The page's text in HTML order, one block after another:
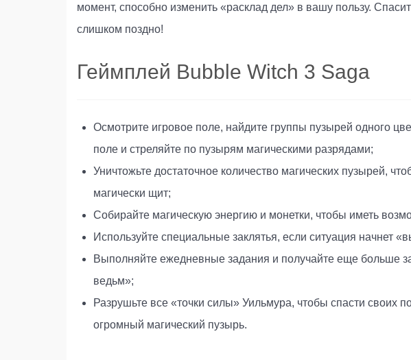
момент, способно изменить «расклад дел» в вашу пользу.
слишком поздно!
Геймплей Bubble Witch 3 Saga
Осмотрите игровое поле, найдите группы пузырей одного
поле и стреляйте по пузырям магическими разрядами;
Уничтожьте достаточное количество магических пузырей,
магически щит;
Собирайте магическую энергию и монетки, чтобы иметь
Используйте специальные заклятья, если ситуация начнет
Выполняйте ежедневные задания и получайте еще больше
ведьм»;
Разрушьте все «точки силы» Уильмура, чтобы спасти
огромный магический пузырь.